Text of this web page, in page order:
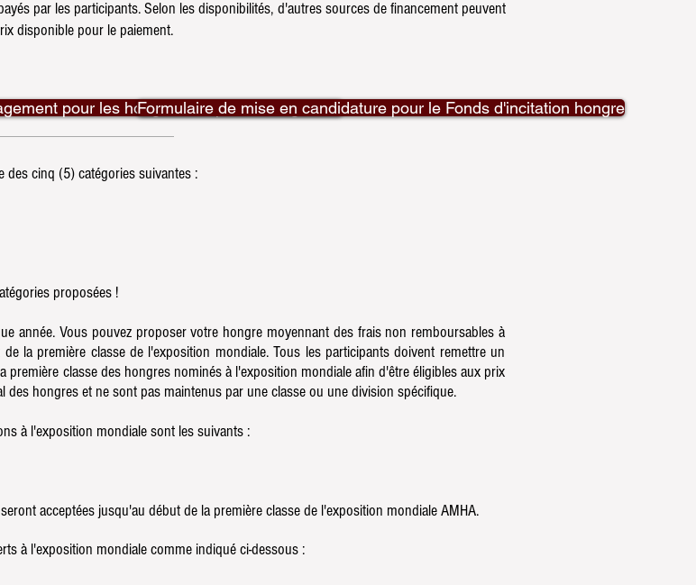
par les participants. Selon les disponibilités, d'autres sources de financement peuvent
disponible pour le paiement.
pour les hongres d'exposition régionale
Formulaire de mise en candidature pour le Fonds d'incitation hongre
des cinq (5) catégories suivantes :
proposées !
année. Vous pouvez proposer votre hongre moyennant des frais non remboursables à
la première classe de l'exposition mondiale. Tous les participants doivent remettre un
première classe des hongres nominés à l'exposition mondiale afin d'être éligibles aux prix
hongres et ne sont pas maintenus par une classe ou une division spécifique.
à l'exposition mondiale sont les suivants :
acceptées jusqu'au début de la première classe de l'exposition mondiale AMHA.
à l'exposition mondiale comme indiqué ci-dessous :